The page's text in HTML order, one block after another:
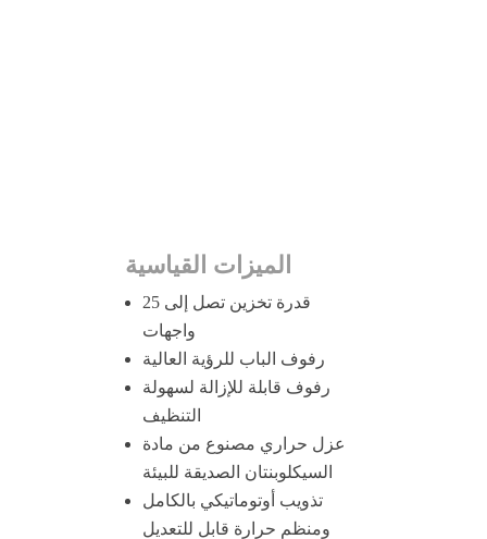
الميزات القياسية
قدرة تخزين تصل إلى 25
واجهات
رفوف الباب للرؤية العالية
رفوف قابلة للإزالة لسهولة
التنظيف
عزل حراري مصنوع من مادة
السيكلوبنتان الصديقة للبيئة
تذويب أوتوماتيكي بالكامل
ومنظم حرارة قابل للتعديل